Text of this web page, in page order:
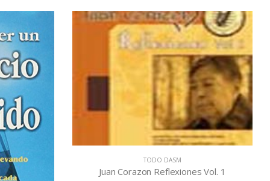
1
TODO DASM
Juan Corazon Reflexiones Vol. 2